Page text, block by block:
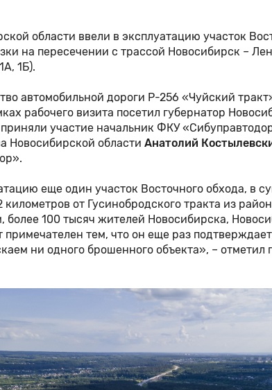
области ввели в эксплуатацию участок
на пересечении с трассой Новосибирск –
1Б).
автомобильной дороги Р-256 «Чуйский
рабочего визита посетил губернатор
участие начальник ФКУ
Новосибирской области Анатолий
еще один участок Восточного обхода, в
километров от Гусинобродского тракта из
более 100 тысяч жителей Новосибирска,
примечателен тем, что он еще раз
ни одного брошенного объекта», – отметил